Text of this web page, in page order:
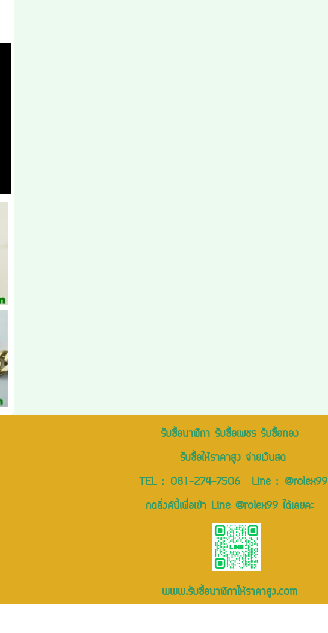
รับซื้อนาฬิกา รับซื้อเพชร รับซื้อทอง
รับซื้อให้ราคาสูง จ่ายเงินสด
TEL : 081-274-7506Line : @rolex99
กดลิ่งค์นี้เพื่อเข้า Line @rolex99 ได้เลยคะ
www.รับซื้อนาฬิกาให้ราคาสูง.com